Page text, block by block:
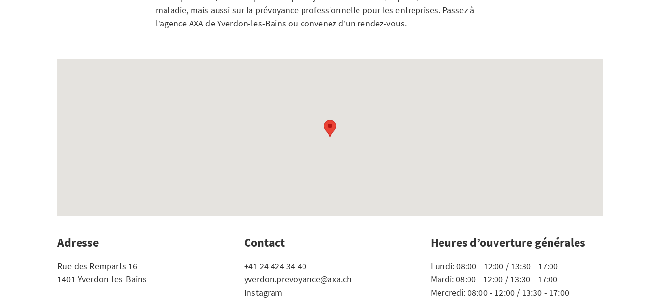
maladie, mais aussi sur la prévoyance professionnelle pour les entreprises. Passez à
l’agence AXA de Yverdon-les-Bains ou convenez d’un rendez-vous.
Adresse
Rue des Remparts 16
1401 Yverdon-les-Bains
Contact
+41 24 424 34 40
yverdon.prevoyance@axa.ch
Instagram
Heures d’ouverture générales
Lundi: 08:00 - 12:00 / 13:30 - 17:00
Mardi: 08:00 - 12:00 / 13:30 - 17:00
Mercredi: 08:00 - 12:00 / 13:30 - 17:00